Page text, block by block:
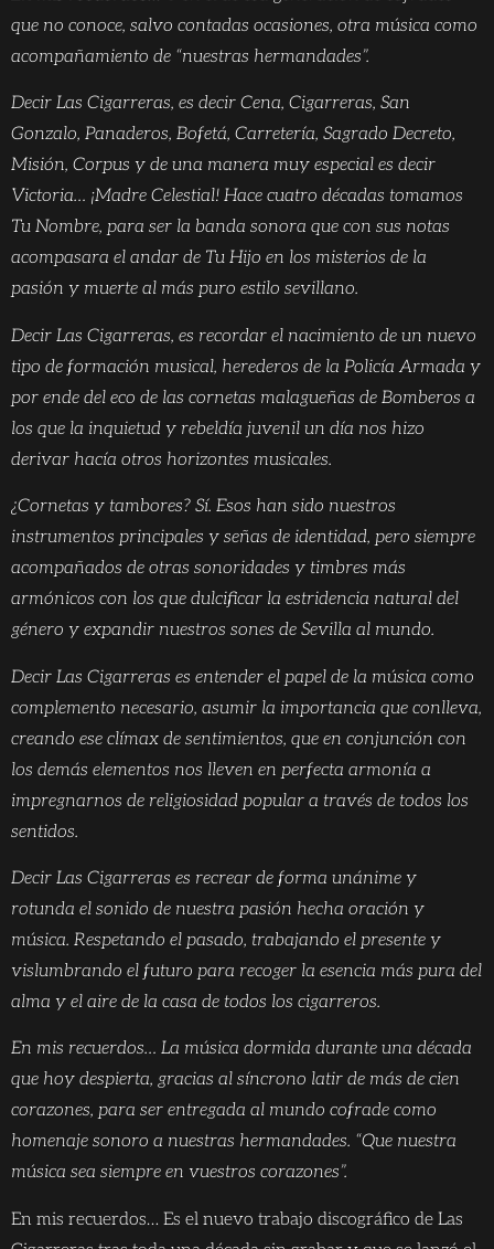
que no conoce, salvo contadas ocasiones, otra música como
acompañamiento de “nuestras hermandades”.
Decir Las Cigarreras, es decir Cena, Cigarreras, San
Gonzalo, Panaderos, Bofetá, Carretería, Sagrado Decreto,
Misión, Corpus y de una manera muy especial es decir
Victoria… ¡Madre Celestial! Hace cuatro décadas tomamos
Tu Nombre, para ser la banda sonora que con sus notas
acompasara el andar de Tu Hijo en los misterios de la
pasión y muerte al más puro estilo sevillano.
Decir Las Cigarreras, es recordar el nacimiento de un nuevo
tipo de formación musical, herederos de la Policía Armada y
por ende del eco de las cornetas malagueñas de Bomberos a
los que la inquietud y rebeldía juvenil un día nos hizo
derivar hacía otros horizontes musicales.
¿Cornetas y tambores? Sí. Esos han sido nuestros
instrumentos principales y señas de identidad, pero siempre
acompañados de otras sonoridades y timbres más
armónicos con los que dulcificar la estridencia natural del
género y expandir nuestros sones de Sevilla al mundo.
Decir Las Cigarreras es entender el papel de la música como
complemento necesario, asumir la importancia que conlleva,
creando ese clímax de sentimientos, que en conjunción con
los demás elementos nos lleven en perfecta armonía a
impregnarnos de religiosidad popular a través de todos los
sentidos.
Decir Las Cigarreras es recrear de forma unánime y
rotunda el sonido de nuestra pasión hecha oración y
música. Respetando el pasado, trabajando el presente y
vislumbrando el futuro para recoger la esencia más pura del
alma y el aire de la casa de todos los cigarreros.
En mis recuerdos… La música dormida durante una década
que hoy despierta, gracias al síncrono latir de más de cien
corazones, para ser entregada al mundo cofrade como
homenaje sonoro a nuestras hermandades. “Que nuestra
música sea siempre en vuestros corazones”.
En mis recuerdos… Es el nuevo trabajo discográfico de Las